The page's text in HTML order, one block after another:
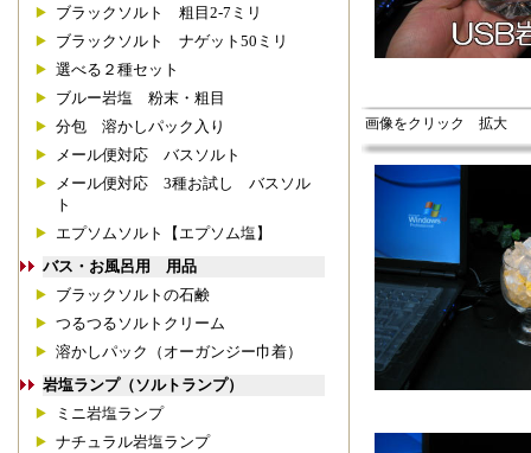
ブラックソルト 粗目2-7ミリ
ブラックソルト ナゲット50ミリ
選べる２種セット
ブルー岩塩 粉末・粗目
分包 溶かしパック入り
メール便対応 バスソルト
メール便対応 3種お試し バスソル
ト
エプソムソルト【エプソム塩】
バス・お風呂用 用品
ブラックソルトの石鹸
つるつるソルトクリーム
溶かしパック（オーガンジー巾着）
岩塩ランプ（ソルトランプ）
ミニ岩塩ランプ
ナチュラル岩塩ランプ
画像をクリック 拡大